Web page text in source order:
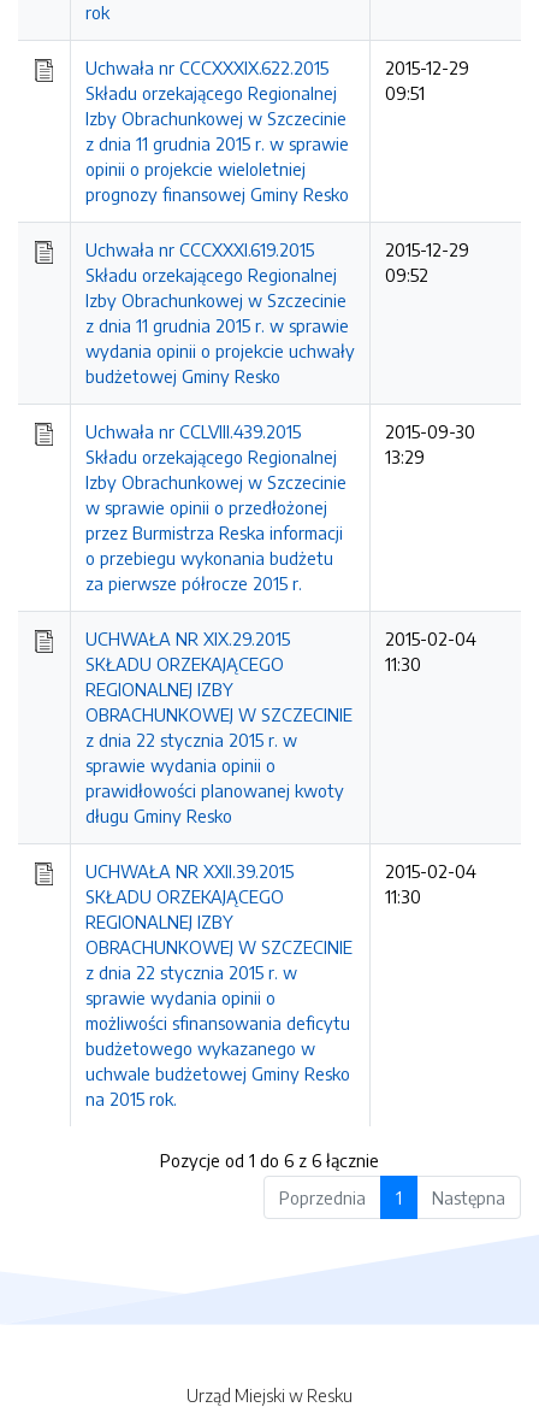
rok
Uchwała nr CCCXXXIX.622.2015
Składu orzekającego Regionalnej
Izby Obrachunkowej w Szczecinie
z dnia 11 grudnia 2015 r. w sprawie
opinii o projekcie wieloletniej
prognozy finansowej Gminy Resko
2015-12-29
09:51
Uchwała nr CCCXXXI.619.2015
Składu orzekającego Regionalnej
Izby Obrachunkowej w Szczecinie
z dnia 11 grudnia 2015 r. w sprawie
wydania opinii o projekcie uchwały
budżetowej Gminy Resko
2015-12-29
09:52
Uchwała nr CCLVIII.439.2015
Składu orzekającego Regionalnej
Izby Obrachunkowej w Szczecinie
w sprawie opinii o przedłożonej
przez Burmistrza Reska informacji
o przebiegu wykonania budżetu
za pierwsze półrocze 2015 r.
2015-09-30
13:29
UCHWAŁA NR XIX.29.2015
SKŁADU ORZEKAJĄCEGO
REGIONALNEJ IZBY
OBRACHUNKOWEJ W SZCZECINIE
z dnia 22 stycznia 2015 r. w
sprawie wydania opinii o
prawidłowości planowanej kwoty
długu Gminy Resko
2015-02-04
11:30
UCHWAŁA NR XXII.39.2015
SKŁADU ORZEKAJĄCEGO
REGIONALNEJ IZBY
OBRACHUNKOWEJ W SZCZECINIE
z dnia 22 stycznia 2015 r. w
sprawie wydania opinii o
możliwości sfinansowania deficytu
budżetowego wykazanego w
uchwale budżetowej Gminy Resko
na 2015 rok.
2015-02-04
11:30
Pozycje od 1 do 6 z 6 łącznie
Poprzednia
1 Następna
Urząd Miejski w Resku